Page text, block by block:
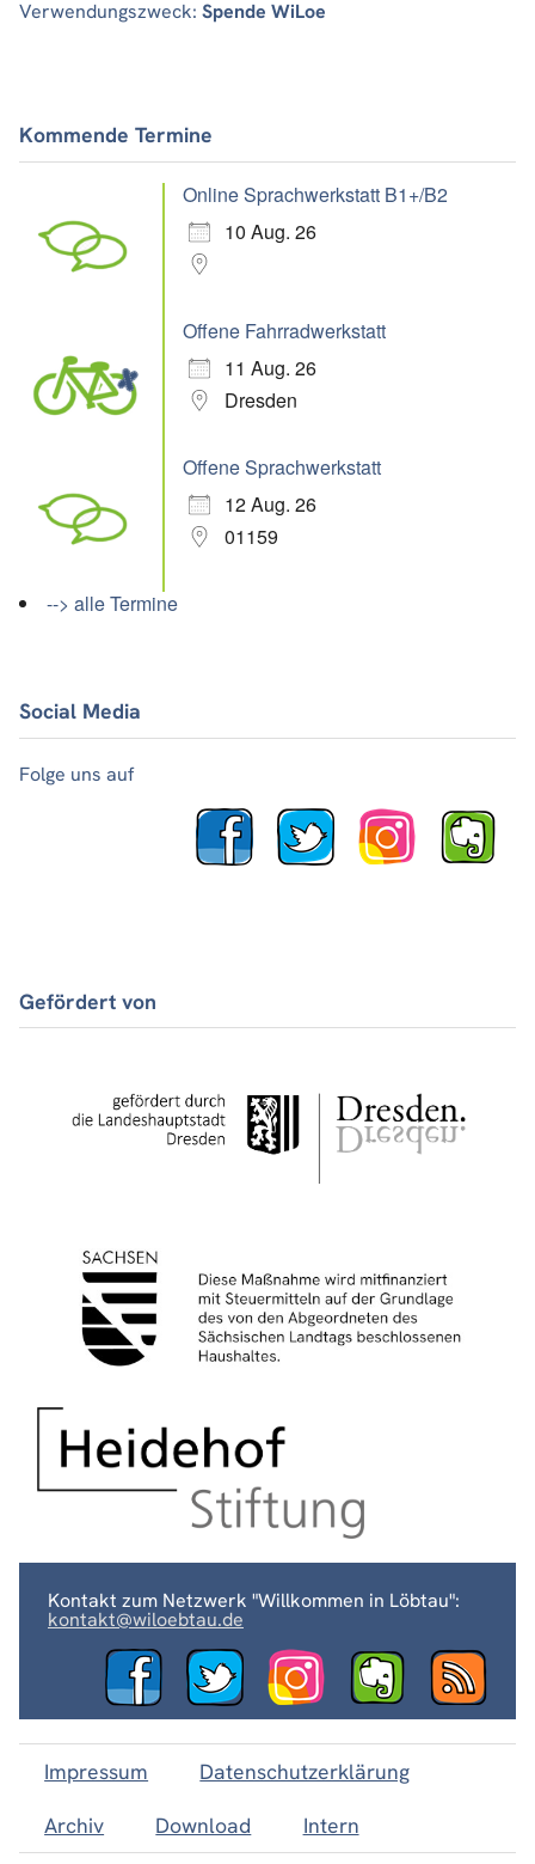
Verwendungszweck: Spende WiLoe
Kommende Termine
Online Sprachwerkstatt B1+/B2
10 Aug. 26
Offene Fahrradwerkstatt
11 Aug. 26
Dresden
Offene Sprachwerkstatt
12 Aug. 26
01159
--> alle Termine
Social Media
Folge uns auf
Gefördert von
Kontakt zum Netzwerk "Willkommen in Löbtau":
kontakt@wiloebtau.de
Impressum
Datenschutzerklärung
Archiv
Download Intern